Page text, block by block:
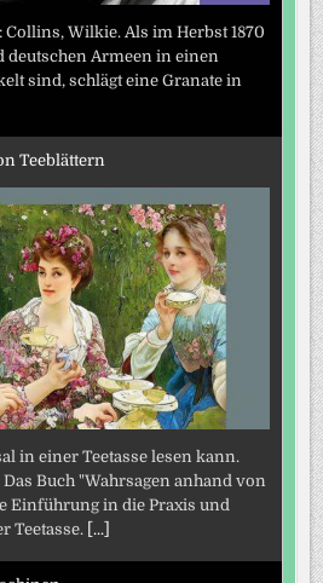
Wilkie. Als im Herbst 1870
deutschen Armeen in einen
sind, schlägt eine Granate in
Teeblättern
in einer Teetasse lesen kann.
Buch "Wahrsagen anhand von
Einführung in die Praxis und
Teetasse. [...]